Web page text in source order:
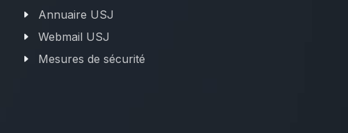
Annuaire USJ
Webmail USJ
Mesures de sécurité